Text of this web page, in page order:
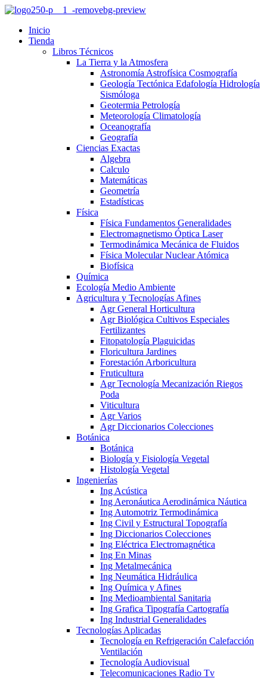
Inicio
Tienda
Libros Técnicos
La Tierra y la Atmosfera
Astronomía Astrofísica Cosmografía
Geología Tectónica Edafología Hidrología
Sismóloga
Geotermia Petrología
Meteorología Climatología
Oceanografía
Geografía
Ciencias Exactas
Algebra
Calculo
Matemáticas
Geometría
Estadísticas
Física
Física Fundamentos Generalidades
Electromagnetismo Óptica Laser
Termodinámica Mecánica de Fluidos
Física Molecular Nuclear Atómica
Biofísica
Química
Ecología Medio Ambiente
Agricultura y Tecnologías Afines
Agr General Horticultura
Agr Biológica Cultivos Especiales
Fertilizantes
Fitopatología Plaguicidas
Floricultura Jardines
Forestación Arboricultura
Fruticultura
Agr Tecnología Mecanización Riegos
Poda
Viticultura
Agr Varios
Agr Diccionarios Colecciones
Botánica
Botánica
Biología y Fisiología Vegetal
Histología Vegetal
Ingenierías
Ing Acústica
Ing Aeronáutica Aerodinámica Náutica
Ing Automotriz Termodinámica
Ing Civil y Estructural Topografía
Ing Diccionarios Colecciones
Ing Eléctrica Electromagnética
Ing En Minas
Ing Metalmecánica
Ing Neumática Hidráulica
Ing Química y Afines
Ing Medioambiental Sanitaria
Ing Grafica Tipografía Cartografía
Ing Industrial Generalidades
Tecnologías Aplicadas
Tecnología en Refrigeración Calefacción
Ventilación
Tecnología Audiovisual
Telecomunicaciones Radio Tv